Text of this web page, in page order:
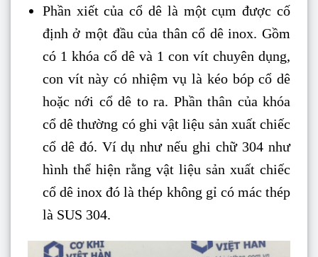
Phần xiết của cổ dê là một cụm được cố
định ở một đầu của thân cổ dê inox. Gồm
có 1 khóa cổ dê và 1 con vít chuyên dụng,
con vít này có nhiệm vụ là kéo bóp cổ dê
hoặc nới cổ dê to ra. Phần thân của khóa
cổ dê thường có ghi vật liệu sản xuất chiếc
cổ dê đó. Ví dụ như nếu ghi chữ 304 như
hình thể hiện rằng vật liệu sản xuất chiếc
cổ dê inox đó là thép không gỉ có mác thép
là SUS 304.